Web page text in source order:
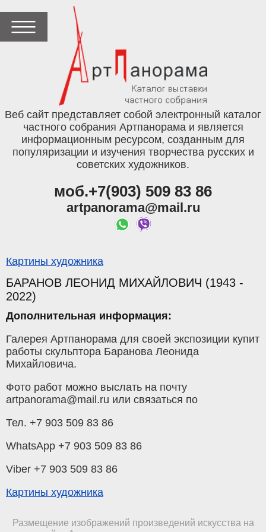
Веб сайт представляет собой электронный каталог
частного собрания Артпанорама и является
информационным ресурсом, созданным для
популяризации и изучения творчества русских и
советских художников.
моб.+7(903) 509 83 86
artpanorama@mail.ru
Картины художника
БАРАНОВ ЛЕОНИД МИХАЙЛОВИЧ (1943 -
2022)
Дополнительная информация:
Галерея Артпанорама для своей экспозиции купит
работы скульптора Баранова Леонида
Михайловича.
Фото работ можно выслать на почту
artpanorama@mail.ru или связаться по
Тел. +7 903 509 83 86
WhatsApp +7 903 509 83 86
Viber +7 903 509 83 86
Картины художника
Размещение изображений произведений искусства на